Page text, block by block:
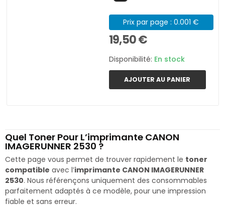
Prix par page : 0.001 €
19,50 €
Disponibilité: En stock
AJOUTER AU PANIER
Quel Toner Pour L’imprimante CANON
IMAGERUNNER 2530 ?
Cette page vous permet de trouver rapidement le toner
compatible avec l’imprimante CANON IMAGERUNNER
2530. Nous référençons uniquement des consommables
parfaitement adaptés à ce modèle, pour une impression
fiable et sans erreur.